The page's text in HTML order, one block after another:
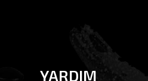
YARDIM